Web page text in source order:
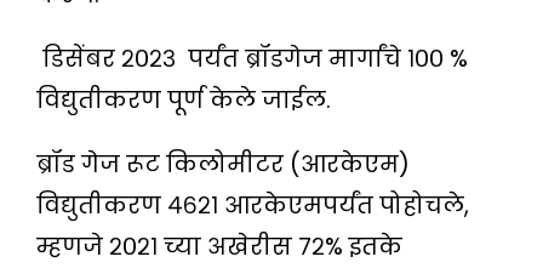
डिसेंबर २०२३ पर्यंत ब्रॉडगेज मार्गांचे १०० %
विद्युतीकरण पूर्ण केले जाईल.
ब्रॉड गेज रूट किलोमीटर (आरकेएम)
विद्युतीकरण ४६२१ आरकेएमपर्यंत पोहोचले,
म्हणजे २०२१ च्या अखेरीस ७२% इतके